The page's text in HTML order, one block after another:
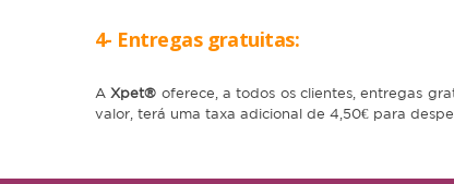
4- Entregas gratuitas:
AXpet® oferece, a todos os clientes, entregas
valor, terá uma taxa adicional de 4,50€ para